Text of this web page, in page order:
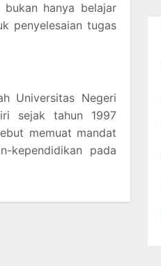
hanya belajar
penyelesaian tugas
Universitas Negeri
sejak tahun 1997
memuat mandat
kependidikan pada